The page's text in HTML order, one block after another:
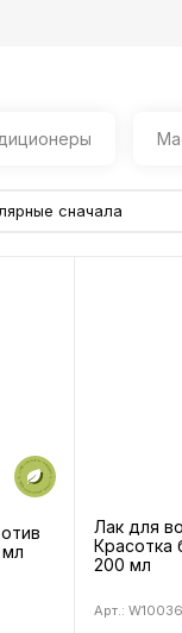
сначала
Лак для
Красотка
200 мл
Арт.: